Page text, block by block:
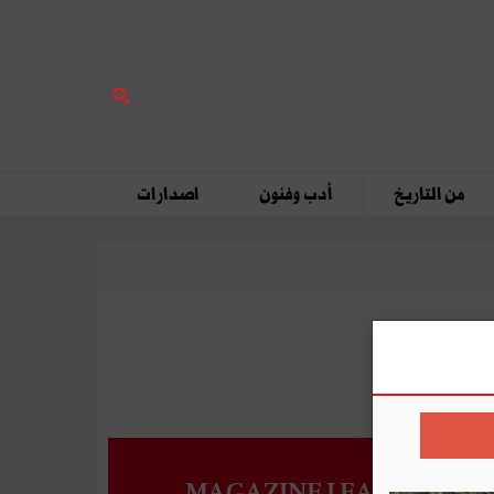
من التاريخ أدب وفنون اصدارات